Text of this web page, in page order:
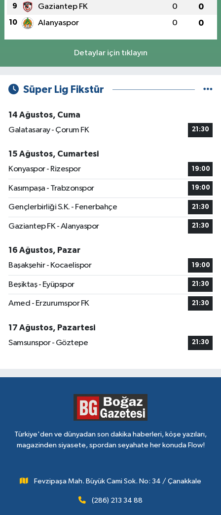
9 Gaziantep FK 0 0
10 Alanyaspor 0 0
Detaylar için tıklayın
Süper Lig Fikstür
14 Ağustos, Cuma
Galatasaray - Çorum FK
21:30
15 Ağustos, Cumartesi
Konyaspor - Rizespor
19:00
Kasımpaşa - Trabzonspor 19:00
Gençlerbirliği S.K. - Fenerbahçe 21:30
Gaziantep FK - Alanyaspor 21:30
16 Ağustos, Pazar
Başakşehir - Kocaelispor
19:00
Beşiktaş - Eyüpspor 21:30
Amed - Erzurumspor FK 21:30
17 Ağustos, Pazartesi
Samsunspor - Göztepe
21:30
Türkiye'den ve dünyadan son dakika haberleri, köşe yazıları,
magazinden siyasete, spordan seyahate her konuda Flow!
Fevzipaşa Mah. Büyük Cami Sok. No: 34 / Çanakkale
(286) 213 34 88